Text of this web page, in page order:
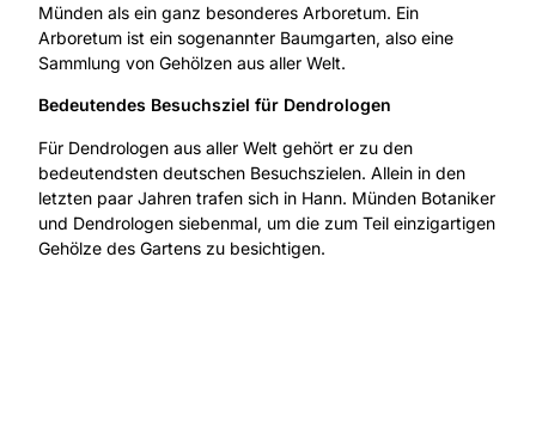
Münden als ein ganz besonderes Arboretum. Ein
Arboretum ist ein sogenannter Baumgarten, also eine
Sammlung von Gehölzen aus aller Welt.
Bedeutendes Besuchsziel für Dendrologen
Für Dendrologen aus aller Welt gehört er zu den
bedeutendsten deutschen Besuchszielen. Allein in den
letzten paar Jahren trafen sich in Hann. Münden Botaniker
und Dendrologen siebenmal, um die zum Teil einzigartigen
Gehölze des Gartens zu besichtigen.